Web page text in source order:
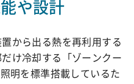
や設計
から出る熱を再利用する
け冷却する「ゾーンクー
明を標準搭載しているた